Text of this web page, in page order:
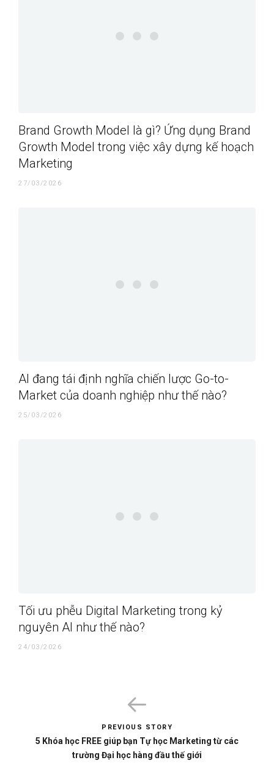
Brand Growth Model là gì? Ứng dụng Brand
Growth Model trong việc xây dựng kế hoạch
Marketing
27/03/2026
AI đang tái định nghĩa chiến lược Go-to-
Market của doanh nghiệp như thế nào?
25/03/2026
Tối ưu phễu Digital Marketing trong kỷ
nguyên AI như thế nào?
24/03/2026
PREVIOUS STORY
5 Khóa học FREE giúp bạn Tự học Marketing từ các
trường Đại học hàng đầu thế giới